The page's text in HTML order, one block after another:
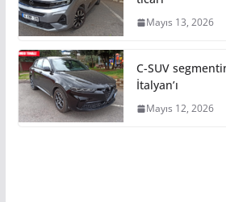
Mayıs 13, 2026
C-SUV
İtalyan’ı
Mayıs 12, 2026